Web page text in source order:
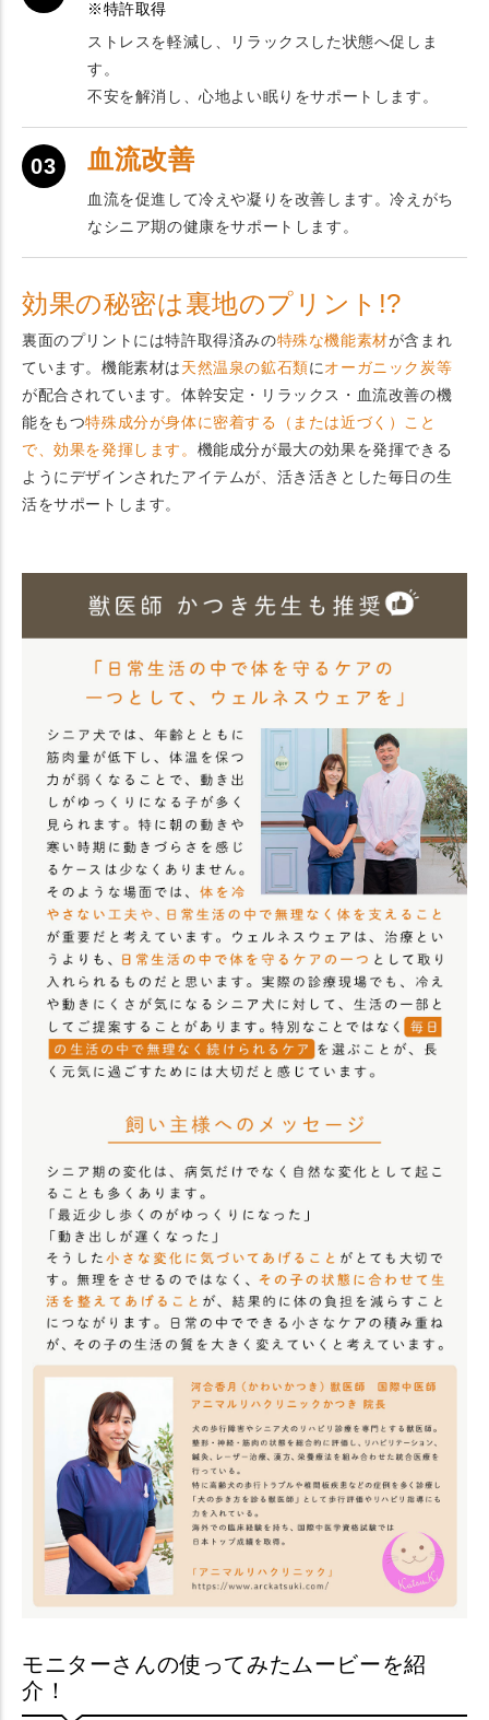
※特許取得
ストレスを軽減し、リラックスした状態へ促しま
す。
不安を解消し、心地よい眠りをサポートします。
03 血流改善
血流を促進して冷えや凝りを改善します。冷えがち
なシニア期の健康をサポートします。
効果の秘密は裏地のプリント!?
裏面のプリントには特許取得済みの特殊な機能素材が含まれ
ています。機能素材は天然温泉の鉱石類にオーガニック炭等
が配合されています。体幹安定・リラックス・血流改善の機
能をもつ特殊成分が身体に密着する（または近づく）こと
で、効果を発揮します。 機能成分が最大の効果を発揮できる
ようにデザインされたアイテムが、活き活きとした毎日の生
活をサポートします。
モニターさんの使ってみたムービーを紹
介！